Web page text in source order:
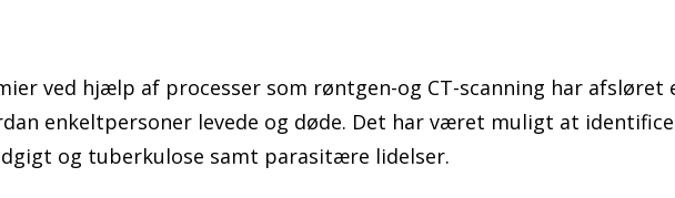
ved hjælp af processer som røntgen-og CT-scanning har afsløret
enkeltpersoner levede og døde. Det har været muligt at
og tuberkulose samt parasitære lidelser.